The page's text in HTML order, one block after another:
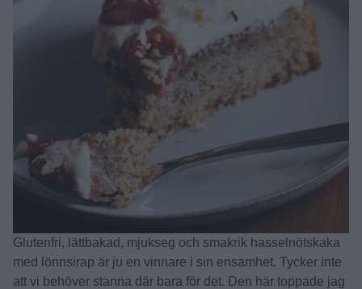
Glutenfri, lättbakad, mjukseg och smakrik hasselnötskaka
med lönnsirap är ju en vinnare i sin ensamhet. Tycker inte
att vi behöver stanna där bara för det. Den här toppade jag